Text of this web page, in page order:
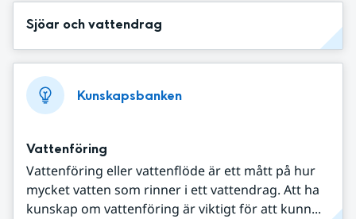
Sjöar och vattendrag
Kunskapsbanken
Vattenföring
Vattenföring eller vattenflöde är ett mått på hur
mycket vatten som rinner i ett vattendrag. Att ha
kunskap om vattenföring är viktigt för att kunn...